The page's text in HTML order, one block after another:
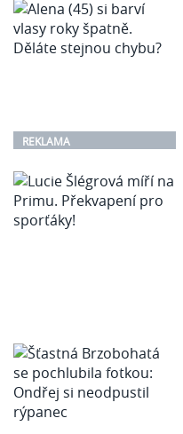
REKLAMA